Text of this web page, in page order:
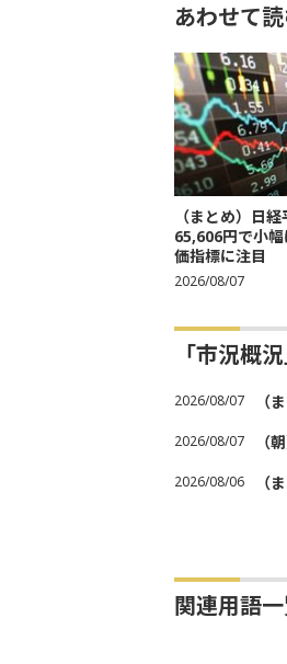
あわせて
（まとめ）日
65,606円で小
価指標に注目
2026/08/07
「市況概
2026/08/07 （
2026/08/07 （
2026/08/06 （
関連用語